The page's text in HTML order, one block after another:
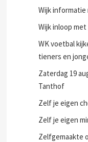
Wijk
Wijk inloop
WK voetbal
tieners en
Zaterdag 19
Tanthof
Zelf je eigen
Zelf je eigen
Zelfgemaakte